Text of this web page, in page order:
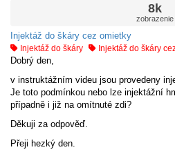
8k
zobrazenie
Injektáž do škáry cez omietky
Injektáž do škáry Injektáž do škáry
Dobrý den,
v instruktážním videu jsou provedeny
Je toto podmínkou nebo lze injektážní
případně i již na omítnuté zdi?
Děkuji za odpověď.
Přeji hezký den.